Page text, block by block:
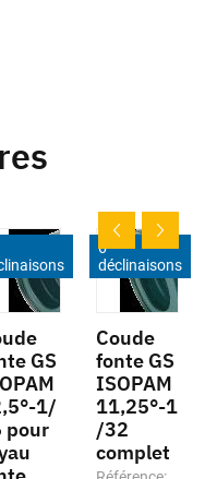
GS
1/
pour
6
déclinaisons
Coude
fonte GS
ISOPAM
11,25°-1
/32
complet